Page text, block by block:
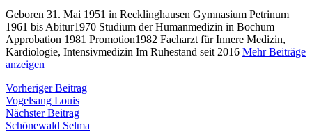
Geboren 31. Mai 1951 in Recklinghausen Gymnasium Petrinum
1961 bis Abitur1970 Studium der Humanmedizin in Bochum
Approbation 1981 Promotion1982 Facharzt für Innere Medizin,
Kardiologie, Intensivmedizin Im Ruhestand seit 2016 Mehr Beiträge
anzeigen
Beitragsnavigation
Vorheriger BeitragVorheriger
Vogelsang Louis
Nächster BeitragNächster
Beitrag:
Schönewald Selma